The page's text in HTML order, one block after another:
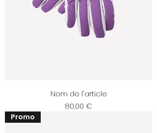
Nom de l'article
Prix
80,00 €
Promo